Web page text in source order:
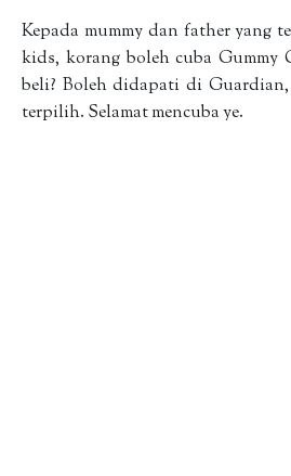
Kepada mummy dan father yang
kids, korang boleh cuba Gummy
beli? Boleh didapati di
terpilih. Selamat mencuba ye.